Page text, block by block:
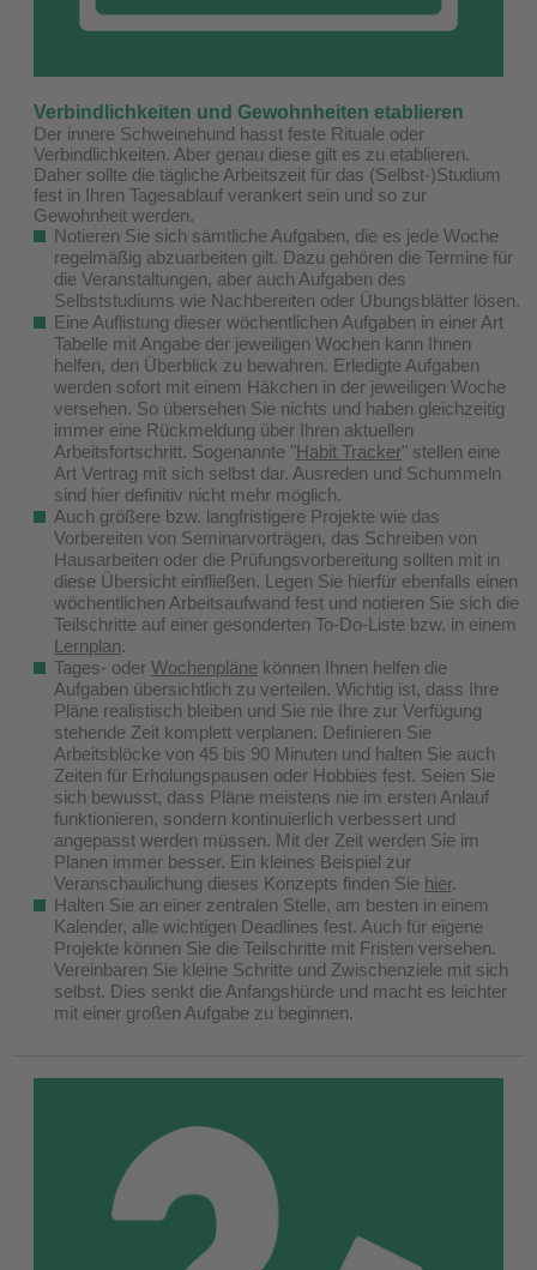
Verbindlichkeiten und Gewohnheiten etablieren
Der innere Schweinehund hasst feste Rituale oder
Verbindlichkeiten. Aber genau diese gilt es zu etablieren.
Daher sollte die tägliche Arbeitszeit für das (Selbst-)Studium
fest in Ihren Tagesablauf verankert sein und so zur
Gewohnheit werden.
Notieren Sie sich sämtliche Aufgaben, die es jede Woche
regelmäßig abzuarbeiten gilt. Dazu gehören die Termine für
die Veranstaltungen, aber auch Aufgaben des
Selbststudiums wie Nachbereiten oder Übungsblätter lösen.
Eine Auflistung dieser wöchentlichen Aufgaben in einer Art
Tabelle mit Angabe der jeweiligen Wochen kann Ihnen
helfen, den Überblick zu bewahren. Erledigte Aufgaben
werden sofort mit einem Häkchen in der jeweiligen Woche
versehen. So übersehen Sie nichts und haben gleichzeitig
immer eine Rückmeldung über Ihren aktuellen
Arbeitsfortschritt. Sogenannte "Habit Tracker" stellen eine
Art Vertrag mit sich selbst dar. Ausreden und Schummeln
sind hier definitiv nicht mehr möglich.
Auch größere bzw. langfristigere Projekte wie das
Vorbereiten von Seminarvorträgen, das Schreiben von
Hausarbeiten oder die Prüfungsvorbereitung sollten mit in
diese Übersicht einfließen. Legen Sie hierfür ebenfalls einen
wöchentlichen Arbeitsaufwand fest und notieren Sie sich die
Teilschritte auf einer gesonderten To-Do-Liste bzw. in einem
Lernplan.
Tages- oder Wochenpläne können Ihnen helfen die
Aufgaben übersichtlich zu verteilen. Wichtig ist, dass Ihre
Pläne realistisch bleiben und Sie nie Ihre zur Verfügung
stehende Zeit komplett verplanen. Definieren Sie
Arbeitsblöcke von 45 bis 90 Minuten und halten Sie auch
Zeiten für Erholungspausen oder Hobbies fest. Seien Sie
sich bewusst, dass Pläne meistens nie im ersten Anlauf
funktionieren, sondern kontinuierlich verbessert und
angepasst werden müssen. Mit der Zeit werden Sie im
Planen immer besser. Ein kleines Beispiel zur
Veranschaulichung dieses Konzepts finden Sie hier.
Halten Sie an einer zentralen Stelle, am besten in einem
Kalender, alle wichtigen Deadlines fest. Auch für eigene
Projekte können Sie die Teilschritte mit Fristen versehen.
Vereinbaren Sie kleine Schritte und Zwischenziele mit sich
selbst. Dies senkt die Anfangshürde und macht es leichter
mit einer großen Aufgabe zu beginnen.